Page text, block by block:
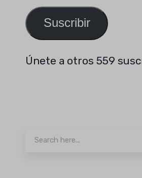
Suscribir
Únete a otros 559